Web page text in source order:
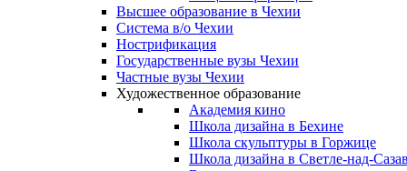
Высшее образование в Чехии
Система в/о Чехии
Нострификация
Государственные вузы Чехии
Частные вузы Чехии
Художественное образование
Академия кино
Школа дизайна в Бехине
Школа скульптуры в Горжице
Школа дизайна в Светле-над-